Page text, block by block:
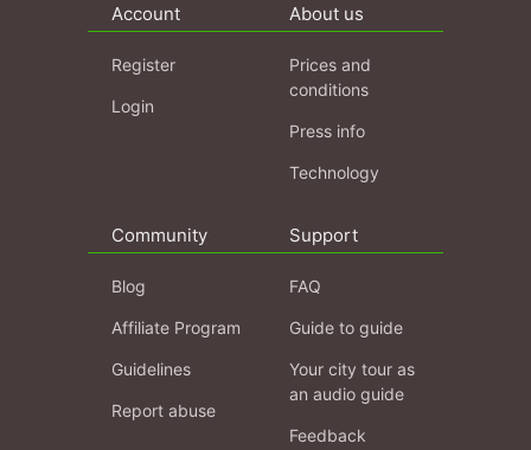
Account
Register
Login
About us
Prices and
conditions
Press info
Technology
Community
Blog
Affiliate Program
Guidelines
Report abuse
Support
FAQ
Guide to guide
Your city tour as
an audio guide
Feedback